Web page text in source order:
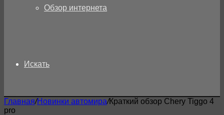
Обзор интернета
Искать
Главная/Новинки автомира/Краткий обзор Chery Tiggo 4
pro